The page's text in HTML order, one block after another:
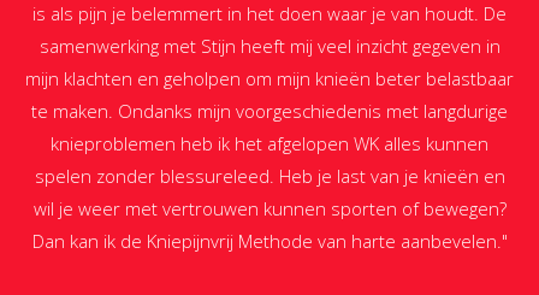
is als pijn je belemmert in het doen waar je van houdt. De
samenwerking met Stijn heeft mij veel inzicht gegeven in
mijn klachten en geholpen om mijn knieën beter belastbaar
te maken. Ondanks mijn voorgeschiedenis met langdurige
knieproblemen heb ik het afgelopen WK alles kunnen
spelen zonder blessureleed. Heb je last van je knieën en
wil je weer met vertrouwen kunnen sporten of bewegen?
Dan kan ik de Kniepijnvrij Methode van harte aanbevelen."